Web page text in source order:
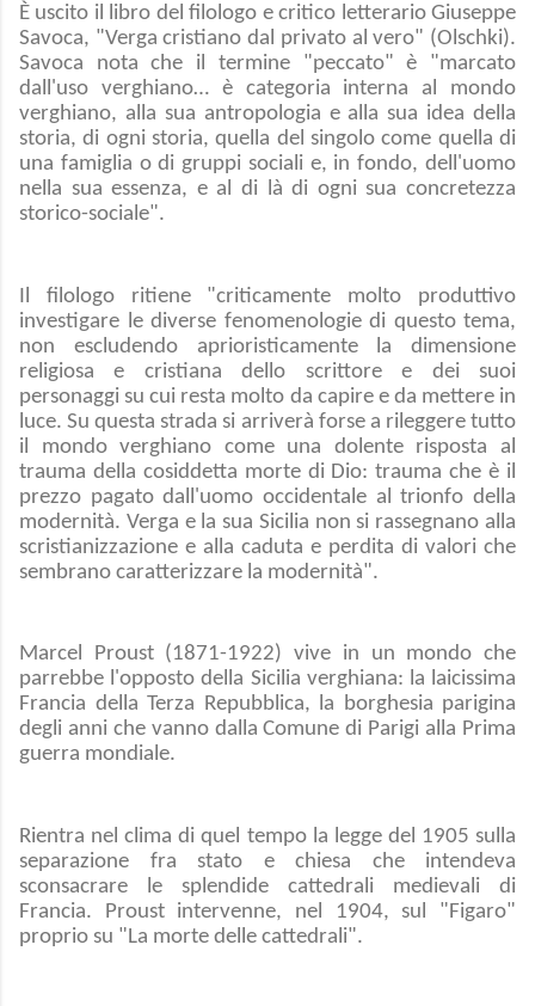
È uscito il libro del filologo e critico letterario Giuseppe
Savoca, "Verga cristiano dal privato al vero" (Olschki).
Savoca nota che il termine "peccato" è "marcato
dall'uso verghiano… è categoria interna al mondo
verghiano, alla sua antropologia e alla sua idea della
storia, di ogni storia, quella del singolo come quella di
una famiglia o di gruppi sociali e, in fondo, dell'uomo
nella sua essenza, e al di là di ogni sua concretezza
storico-sociale".
Il filologo ritiene "criticamente molto produttivo
investigare le diverse fenomenologie di questo tema,
non escludendo aprioristicamente la dimensione
religiosa e cristiana dello scrittore e dei suoi
personaggi su cui resta molto da capire e da mettere in
luce. Su questa strada si arriverà forse a rileggere tutto
il mondo verghiano come una dolente risposta al
trauma della cosiddetta morte di Dio: trauma che è il
prezzo pagato dall'uomo occidentale al trionfo della
modernità. Verga e la sua Sicilia non si rassegnano alla
scristianizzazione e alla caduta e perdita di valori che
sembrano caratterizzare la modernità".
Marcel Proust (1871-1922) vive in un mondo che
parrebbe l'opposto della Sicilia verghiana: la laicissima
Francia della Terza Repubblica, la borghesia parigina
degli anni che vanno dalla Comune di Parigi alla Prima
guerra mondiale.
Rientra nel clima di quel tempo la legge del 1905 sulla
separazione fra stato e chiesa che intendeva
sconsacrare le splendide cattedrali medievali di
Francia. Proust intervenne, nel 1904, sul "Figaro"
proprio su "La morte delle cattedrali".